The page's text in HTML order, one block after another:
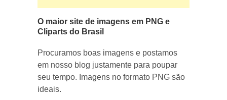
O maior site de imagens em PNG e
Cliparts do Brasil
Procuramos boas imagens e postamos
em nosso blog justamente para poupar
seu tempo. Imagens no formato PNG são
ideais.